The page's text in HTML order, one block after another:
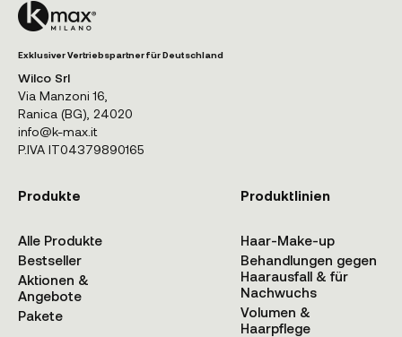
Exklusiver Vertriebspartner für Deutschland
Wilco Srl
Via Manzoni 16,
Ranica (BG), 24020
info@k-max.it
P.IVA IT04379890165
Produkte
Alle Produkte
Bestseller
Aktionen &
Angebote
Pakete
Produktlinien
Haar-Make-up
Behandlungen gegen
Haarausfall & für
Nachwuchs
Volumen &
Haarpflege